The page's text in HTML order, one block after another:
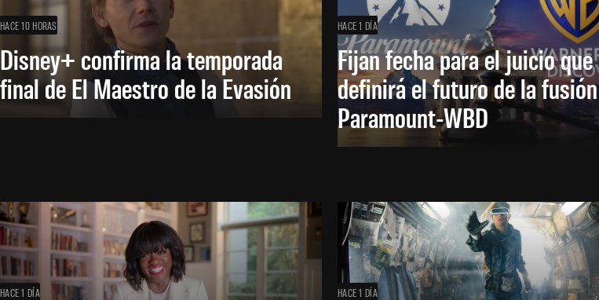
HACE 10 HORAS
Disney+ confirma la temporada
final de El Maestro de la Evasión
HACE 1 DÍA
Fijan fecha para el juicio que
definirá el futuro de la fusión
Paramount-WBD
HACE 1 DÍA HACE 1 DÍA